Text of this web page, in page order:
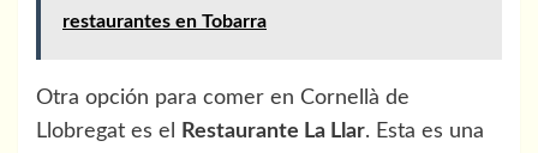
restaurantes en Tobarra
Otra opción para comer en Cornellà de
Llobregat es el
Restaurante La Llar. Esta es una